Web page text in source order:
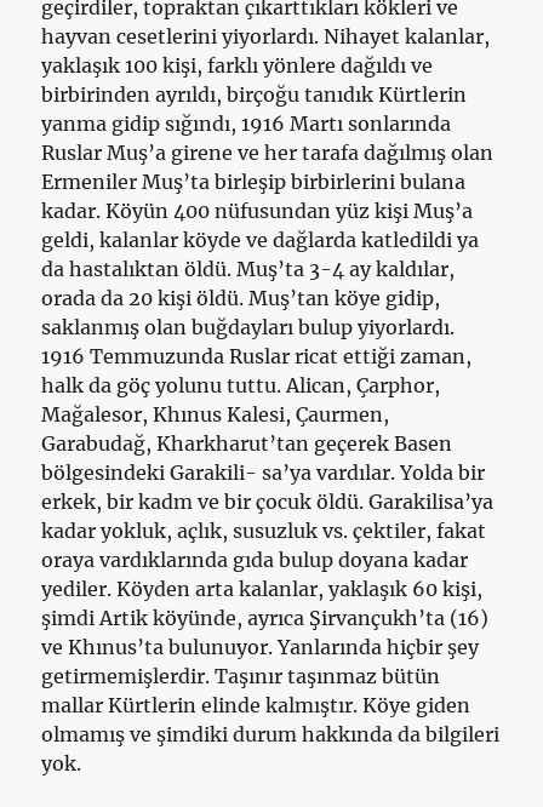
geçirdiler, topraktan çıkarttıkları kökleri ve
hayvan cesetlerini yiyorlardı. Nihayet kalanlar,
yaklaşık 100 kişi, farklı yönlere dağıldı ve
birbirinden ayrıldı, birçoğu tanıdık Kürtlerin
yanma gidip sığındı, 1916 Martı sonlarında
Ruslar Muş’a girene ve her tarafa dağılmış olan
Ermeniler Muş’ta birleşip birbirlerini bulana
kadar. Köyün 400 nüfusundan yüz kişi Muş’a
geldi, kalanlar köyde ve dağlarda katledildi ya
da hastalıktan öldü. Muş’ta 3-4 ay kaldılar,
orada da 20 kişi öldü. Muş’tan köye gidip,
saklanmış olan buğdayları bulup yiyorlardı.
1916 Temmuzunda Ruslar ricat ettiği zaman,
halk da göç yolunu tuttu. Alican, Çarphor,
Mağalesor, Khınus Kalesi, Çaurmen,
Garabudağ, Kharkharut’tan geçerek Basen
bölgesindeki Garakili- sa’ya vardılar. Yolda bir
erkek, bir kadm ve bir çocuk öldü. Garakilisa’ya
kadar yokluk, açlık, susuzluk vs. çektiler, fakat
oraya vardıklarında gıda bulup doyana kadar
yediler. Köyden arta kalanlar, yaklaşık 60 kişi,
şimdi Artik köyünde, ayrıca Şirvançukh’ta (16)
ve Khınus’ta bulunuyor. Yanların­da hiçbir şey
getirmemişlerdir. Taşınır taşınmaz bütün
mallar Kürtlerin elinde kalmıştır. Köye giden
olmamış ve şimdiki durum hakkında da bil­gileri
yok.